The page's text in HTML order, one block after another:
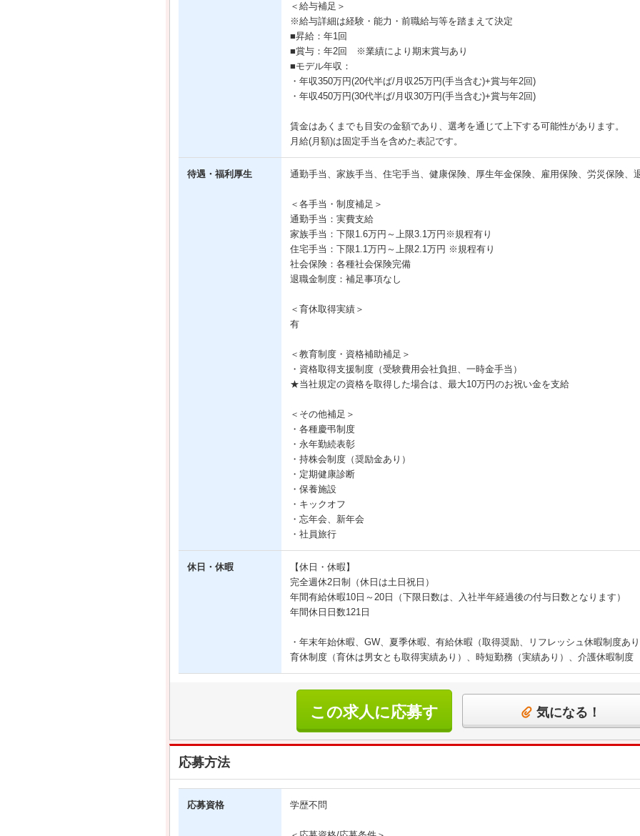
＜給与補足＞
※給与詳細は経験・能力・前職給与等を踏まえて決定
■昇給：年1回
■賞与：年2回 ※業績により期末賞与あり
■モデル年収：
・年収350万円(20代半ば/月収25万円(手当含む)+賞与年2回)
・年収450万円(30代半ば/月収30万円(手当含む)+賞与年2回)
賃金はあくまでも目安の金額であり、選考を通じて上下する可能性があります。
月給(月額)は固定手当を含めた表記です。
待遇・福利厚生 通勤手当、家族手当、住宅手当、健康保険、厚生年金保険、雇用保険、労災保険、
＜各手当・制度補足＞
通勤手当：実費支給
家族手当：下限1.6万円～上限3.1万円※規程有り
住宅手当：下限1.1万円～上限2.1万円 ※規程有り
社会保険：各種社会保険完備
退職金制度：補足事項なし
＜育休取得実績＞
有
＜教育制度・資格補助補足＞
・資格取得支援制度（受験費用会社負担、一時金手当）
★当社規定の資格を取得した場合は、最大10万円のお祝い金を支給
＜その他補足＞
・各種慶弔制度
・永年勤続表彰
・持株会制度（奨励金あり）
・定期健康診断
・保養施設
・キックオフ
・忘年会、新年会
・社員旅行
休日・休暇
【休日・休暇】
完全週休2日制（休日は土日祝日）
年間有給休暇10日～20日（下限日数は、入社半年経過後の付与日数となります）
年間休日日数121日
・年末年始休暇、GW、夏季休暇、有給休暇（取得奨励、リフレッシュ休暇制度あ
育休制度（育休は男女とも取得実績あり）、時短勤務（実績あり）、介護休暇制度
この求人に応募す
る
気になる！
応募方法
応募資格 学歴不問